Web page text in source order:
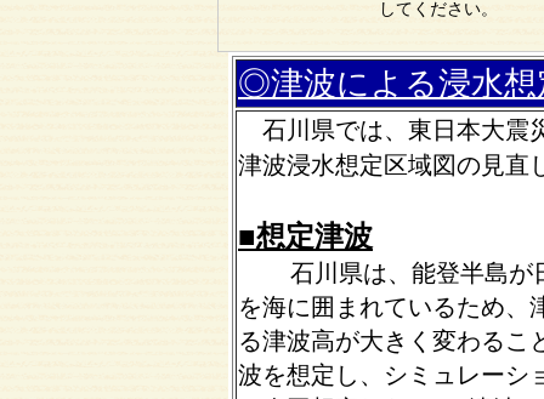
してください。
◎津波による浸水想
石川県では、東日本大震
津波浸水想定区域図の見直
■想定津波
石川県は、能登半島が
を海に囲まれているため、
る津波高が大きく変わるこ
波を想定し、シミュレーシ